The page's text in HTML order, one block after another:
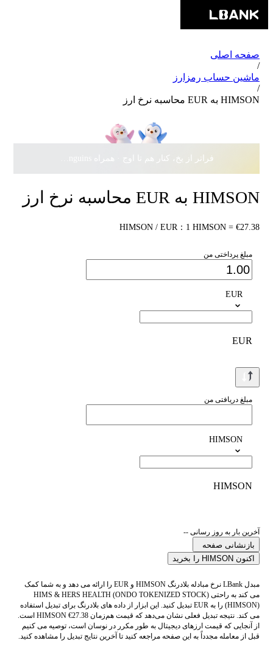
صفحه اصلی
/
ماشین حساب رمزارز
/
HIMSON به EUR محاسبه نرخ ارز
HIMSON به EUR محاسبه نرخ ارز
HIMSON / EUR：1 HIMSON = €27.38
مبلغ پرداختی من
EUR
EUR
مبلغ دریافتی من
HIMSON
HIMSON
آخرین بار به روز رسانی --
بازنشانی صفحه
اکنون HIMSON را بخرید
مبدل LBank نرخ مبادله بلادرنگ HIMSON و EUR را ارائه می دهد و به شما کمک
می کند به راحتی HIMS & HERS HEALTH (ONDO TOKENIZED STOCK)
(HIMSON) را به EUR تبدیل کنید. این ابزار از داده های بلادرنگ برای تبدیل استفاده
می کند. نتیجه تبدیل فعلی نشان می‌دهد که قیمت هم‌زمان HIMSON €27.38 است.
از آنجایی که قیمت ارزهای دیجیتال به طور مکرر در نوسان است، توصیه می کنیم
قبل از معامله مجدداً به این صفحه مراجعه کنید تا آخرین نتایج تبدیل را مشاهده کنید.